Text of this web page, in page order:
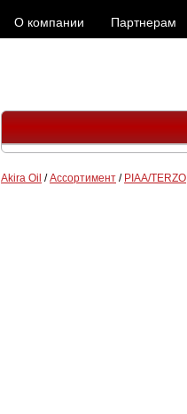
О компании Партнерам
Akira Oil /Ассортимент / PIAA/TERZO